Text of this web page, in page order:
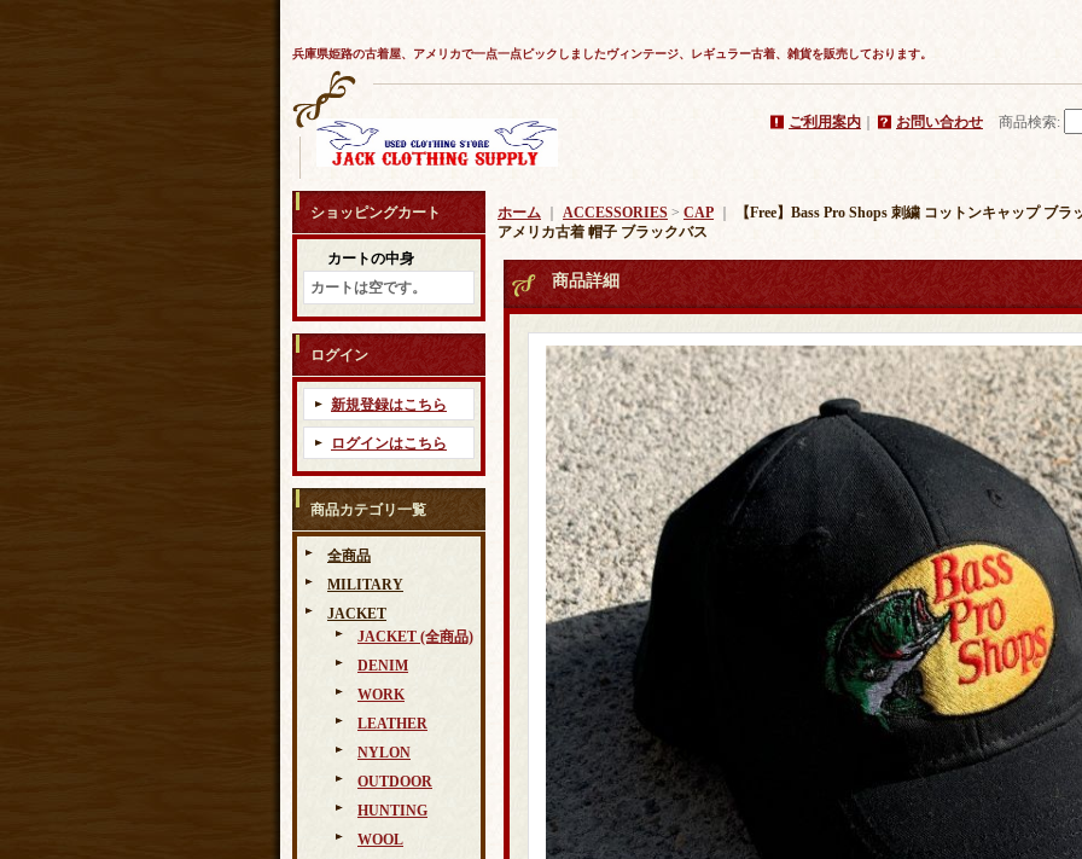
兵庫県姫路の古着屋、アメリカで一点一点ピックしましたヴィンテージ、レギュラー古着、雑貨を販売しております。
ご利用案内 お問い合わせ 商品検索:
ショッピングカート
カートの中身
カートは空です。
ログイン
新規登録はこちら
ログインはこちら
商品カテゴリ一覧
全商品
MILITARY
JACKET
JACKET (全商品)
DENIM
WORK
LEATHER
NYLON
OUTDOOR
HUNTING
WOOL
ホーム ACCESSORIES > CAP
【Free】Bass Pro Shops 刺繍 コットンキャップ ブ
アメリカ古着 帽子 ブラックバス
商品詳細